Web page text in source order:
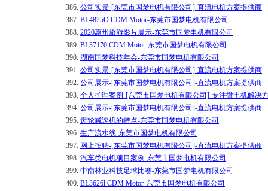
386. 公司实景-[东莞市国梦电机有限公司]-直流电机方案提供商
387. BL4825O CDM Motor-东莞市国梦电机有限公司
388. 2020惠州旅游影片展示-东莞市国梦电机有限公司
389. BL37170 CDM Motor-东莞市国梦电机有限公司
390. 湖南国梦科技年会-东莞市国梦电机有限公司
391. 公司实景-[东莞市国梦电机有限公司]-直流电机方案提供商
392. 公司展示-[东莞市国梦电机有限公司]-直流电机方案提供商
393. 个人护理案例-[东莞市国梦电机有限公司]-专注微电机解决
394. 公司展示-[东莞市国梦电机有限公司]-直流电机方案提供商
395. 齿轮减速机的特点-东莞市国梦电机有限公司
396. 生产流水线-东莞市国梦电机有限公司
397. 网上招聘-[东莞市国梦电机有限公司]-直流电机方案提供商
398. 汽车类电机项目案例-东莞市国梦电机有限公司
399. 中南林业科技足球比赛-东莞市国梦电机有限公司
400. BL3626l CDM Motor-东莞市国梦电机有限公司